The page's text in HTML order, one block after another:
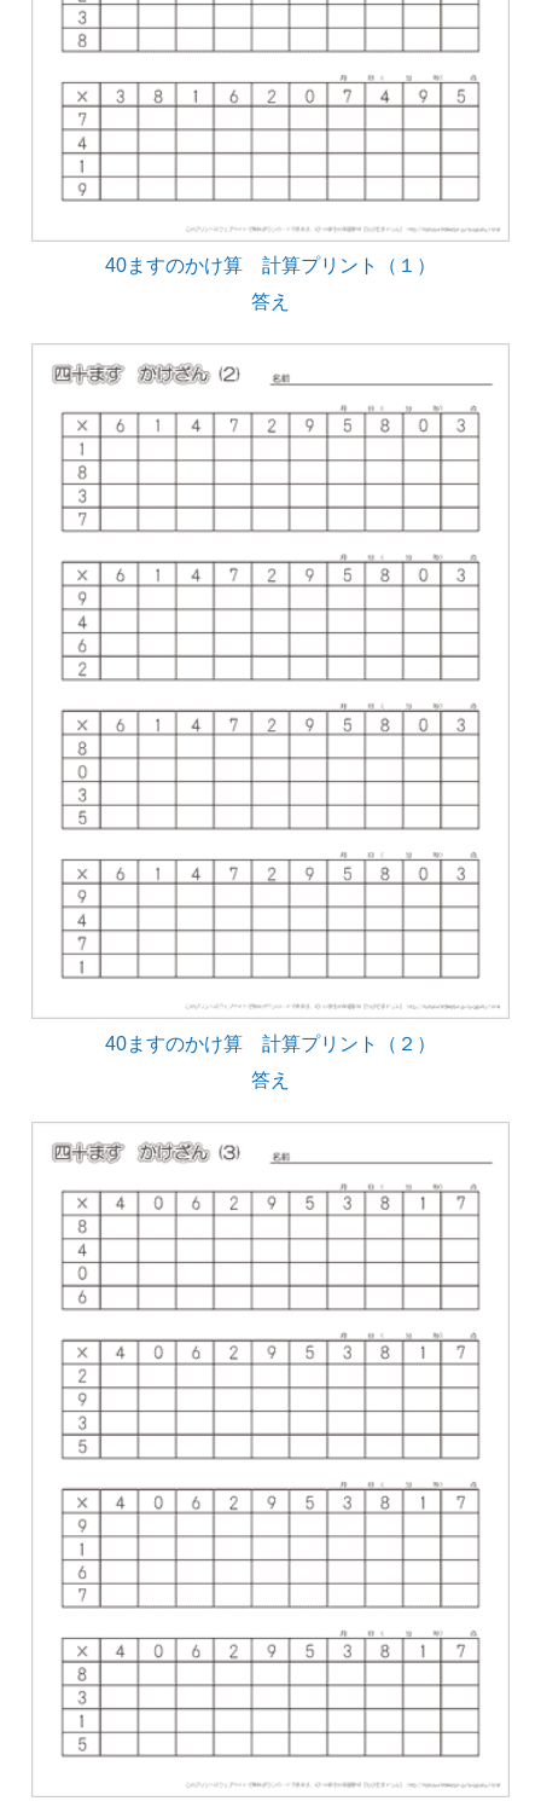
40ますのかけ算 計算プリント（１）
答え
40ますのかけ算 計算プリント（２）
答え